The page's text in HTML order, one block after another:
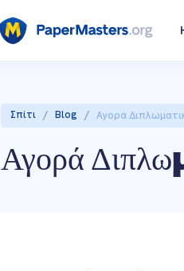
Σπίτι / Blog / Αγορά
Αγορά